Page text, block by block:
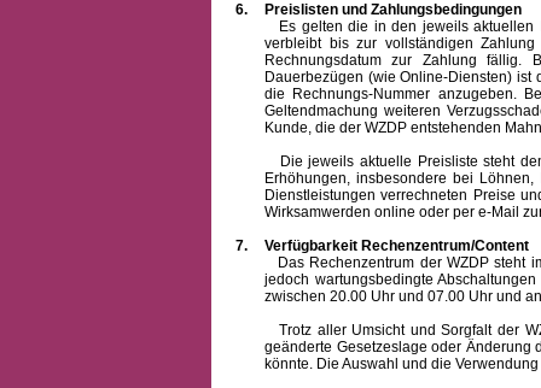
6.
Preislisten und Zahlungsbedingungen
Es gelten die in den jeweils aktuellen
verbleibt bis zur vollständigen
Rechnungsdatum zur Zahlung fällig.
Dauerbezügen (wie Online-Diensten)
die Rechnungs-Nummer anzugeben.
Geltendmachung weiteren
Kunde, die der WZDP entstehenden
Die jeweils aktuelle Preisliste steht dem
Erhöhungen, insbesondere bei
Dienstleistungen verrechneten Preise
Wirksamwerden online oder per e-Mail
7.
Verfügbarkeit Rechenzentrum/Content
Das Rechenzentrum der WZDP steht im
jedoch wartungsbedingte
zwischen 20.00 Uhr und 07.00 Uhr und
Trotz aller Umsicht und Sorgfalt der
geänderte Gesetzeslage oder Änderung
könnte. Die Auswahl und die